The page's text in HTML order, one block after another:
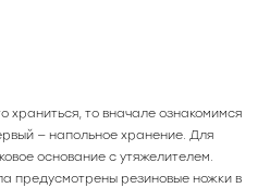
храниться, то вначале ознакомимся
— напольное хранение. Для
основание с утяжелителем.
предусмотрены резиновые ножки в